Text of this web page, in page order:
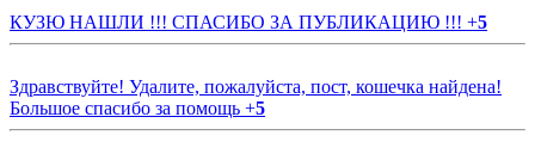
КУЗЮ НАШЛИ !!! СПАСИБО ЗА ПУБЛИКАЦИЮ !!! +5
Здравствуйте! Удалите, пожалуйста, пост, кошечка найдена!
Большое спасибо за помощь +5